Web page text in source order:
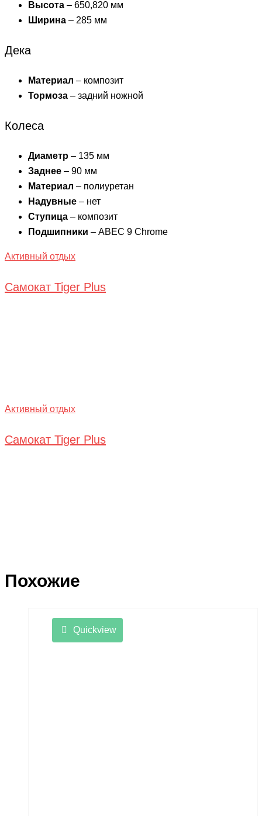
Высота – 650,820 мм
Ширина – 285 мм
Дека
Материал – композит
Тормоза – задний ножной
Колеса
Диаметр – 135 мм
Заднее – 90 мм
Материал – полиуретан
Надувные – нет
Ступица – композит
Подшипники – ABEC 9 Chrome
Активный отдых
Самокат Tiger Plus
Активный отдых
Самокат Tiger Plus
Похожие
Quickview